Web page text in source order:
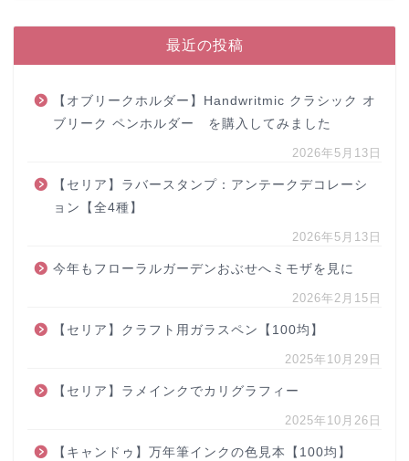
最近の投稿
【オブリークホルダー】Handwritmic クラシック オ
ブリーク ペンホルダー を購入してみました
2026年5月13日
【セリア】ラバースタンプ：アンテークデコレーシ
ョン【全4種】
2026年5月13日
今年もフローラルガーデンおぶせへミモザを見に
2026年2月15日
【セリア】クラフト用ガラスペン【100均】
2025年10月29日
【セリア】ラメインクでカリグラフィー
2025年10月26日
【キャンドゥ】万年筆インクの色見本【100均】